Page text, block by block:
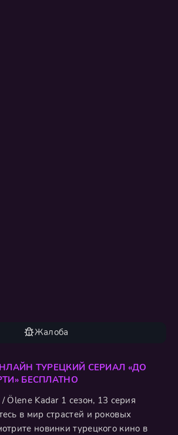
Жалоба
ТУРЕЦКИЙ СЕРИАЛ «ДО
БЕСПЛАТНО
Ölene Kadar 1 сезон, 13 серия
в мир страстей и роковых
новинки турецкого кино в